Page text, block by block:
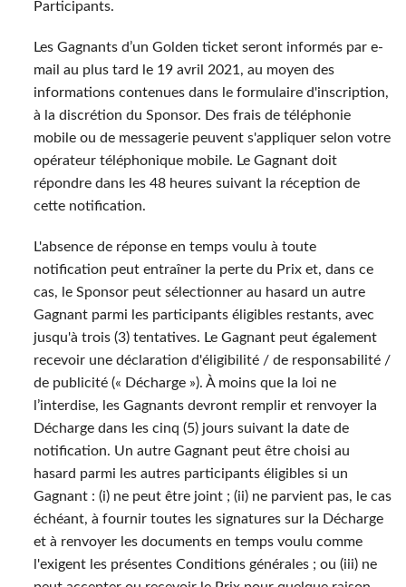
Participants.
Les Gagnants d’un Golden ticket seront informés par e-
mail au plus tard le 19 avril 2021, au moyen des
informations contenues dans le formulaire d'inscription,
à la discrétion du Sponsor. Des frais de téléphonie
mobile ou de messagerie peuvent s'appliquer selon votre
opérateur téléphonique mobile. Le Gagnant doit
répondre dans les 48 heures suivant la réception de
cette notification.
L'absence de réponse en temps voulu à toute
notification peut entraîner la perte du Prix et, dans ce
cas, le Sponsor peut sélectionner au hasard un autre
Gagnant parmi les participants éligibles restants, avec
jusqu'à trois (3) tentatives. Le Gagnant peut également
recevoir une déclaration d'éligibilité / de responsabilité /
de publicité (« Décharge »). À moins que la loi ne
l’interdise, les Gagnants devront remplir et renvoyer la
Décharge dans les cinq (5) jours suivant la date de
notification. Un autre Gagnant peut être choisi au
hasard parmi les autres participants éligibles si un
Gagnant : (i) ne peut être joint ; (ii) ne parvient pas, le cas
échéant, à fournir toutes les signatures sur la Décharge
et à renvoyer les documents en temps voulu comme
l'exigent les présentes Conditions générales ; ou (iii) ne